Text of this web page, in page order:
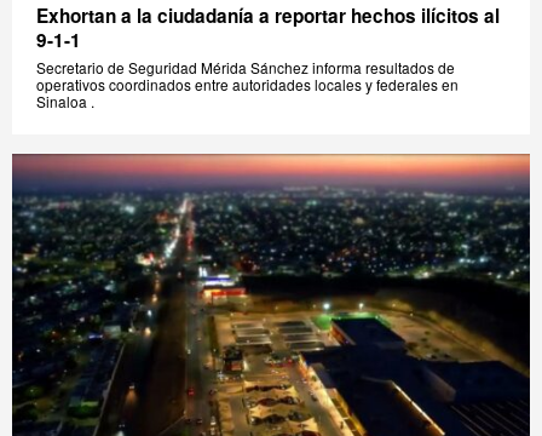
Exhortan a la ciudadanía a reportar hechos ilícitos al
9-1-1
Secretario de Seguridad Mérida Sánchez informa resultados de
operativos coordinados entre autoridades locales y federales en
Sinaloa .